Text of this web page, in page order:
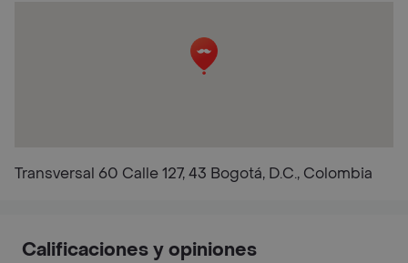
Transversal 60 Calle 127, 43 Bogotá, D.C., Colombia
Calificaciones y opiniones